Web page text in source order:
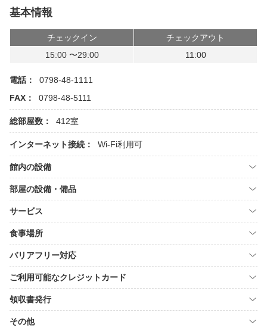
基本情報
チェックイン
チェックアウト
15:00 〜29:00
11:00
電話：
0798-48-1111
FAX：
0798-48-5111
総部屋数： 412室
インターネット接続： Wi-Fi利用可
館内の設備
部屋の設備・備品
サービス
食事場所
バリアフリー対応
ご利用可能なクレジットカード
領収書発行
その他